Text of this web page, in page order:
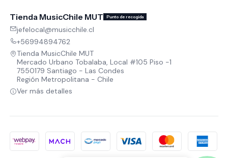
Tienda MusicChile MUT Punto de recogida
jefelocal@musicchile.cl
+56994894762
Tienda MusicChile MUT
Mercado Urbano Tobalaba, Local #105 Piso -1
7550179 Santiago - Las Condes
Región Metropolitana - Chile
Ver más detalles